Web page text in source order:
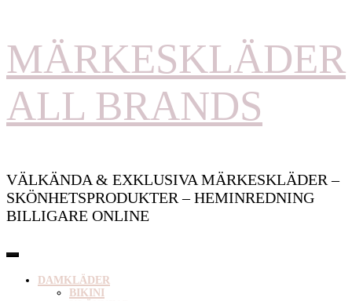
MÄRKESKLÄDER
ALL BRANDS
VÄLKÄNDA & EXKLUSIVA MÄRKESKLÄDER –
SKÖNHETSPRODUKTER – HEMINREDNING
BILLIGARE ONLINE
DAMKLÄDER
BIKINI